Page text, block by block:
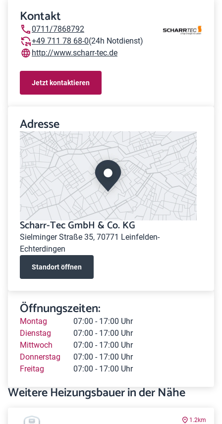
Kontakt
0711/7868792
+49 711 78 68-0(24h Notdienst)
http://www.scharr-tec.de
Jetzt kontaktieren
Adresse
Scharr-Tec GmbH & Co. KG
Sielminger Straße 35, 70771 Leinfelden-
Echterdingen
Standort öffnen
Öffnungszeiten:
Montag
07:00 - 17:00 Uhr
Dienstag
07:00 - 17:00 Uhr
Mittwoch
07:00 - 17:00 Uhr
Donnerstag
07:00 - 17:00 Uhr
Freitag
07:00 - 17:00 Uhr
Weitere Heizungsbauer in der Nähe
1.2km